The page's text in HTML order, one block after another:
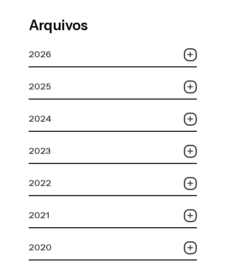
Arquivos
2026
2025
2024
2023
2022
2021
2020